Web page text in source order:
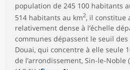
population de 245 100 habitants
514 habitants au km2, il constitue
relativement dense à l’échelle
communes dépassent le seuil
Douai, qui concentre à elle seule
de l’arrondissement, Sin-le-Noble